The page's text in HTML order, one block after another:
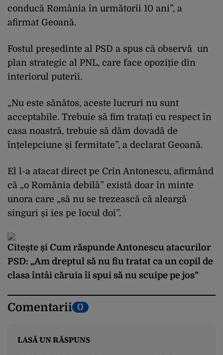
conducă România în următorii 10 ani”, a
afirmat Geoană.
Fostul președinte al PSD a spus că observă un
plan strategic al PNL, care face opoziție din
interiorul puterii.
„Nu este sănătos, aceste lucruri nu sunt
acceptabile. Trebuie să fim tratați cu respect în
casa noastră, trebuie să dăm dovadă de
înțelepciune și fermitate”, a declarat Geoană.
El l-a atacat direct pe Crin Antonescu, afirmând
că „o România debilă” există doar în minte
unora care „să nu se trezească că aleargă
singuri și ies pe locul doi”.
Citește și Cum răspunde Antonescu atacurilor
PSD: „Am dreptul să nu fiu tratat ca un copil de
clasa întâi căruia îi spui să nu scuipe pe jos”
Comentarii 0
LASĂ UN RĂSPUNS